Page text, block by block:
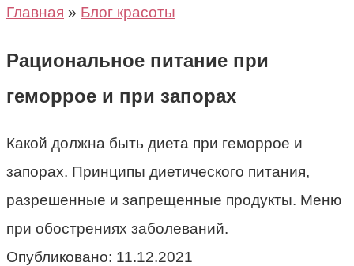
Главная » Блог красоты
Рациональное питание при
геморрое и при запорах
Какой должна быть диета при геморрое и
запорах. Принципы диетического питания,
разрешенные и запрещенные продукты. Меню
при обострениях заболеваний.
Опубликовано: 11.12.2021